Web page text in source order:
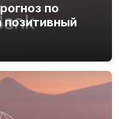
по
позитивный